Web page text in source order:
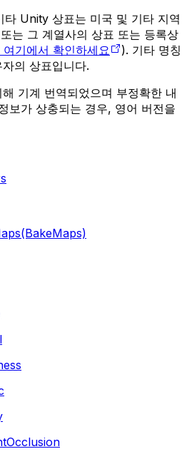
Unity 상표는 미국 및 기타 지역
는 그 계열사의 상표 또는 등록상
기에서 확인하세요
). 기타 명칭
의 상표입니다.
기계 번역되었으며 부정확한 내
보가 상충되는 경우, 영어 버전을